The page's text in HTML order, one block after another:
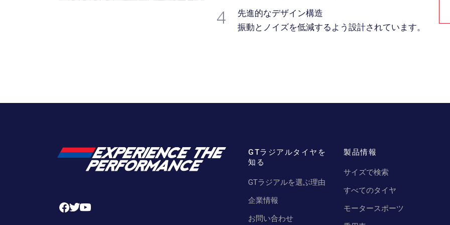
4
先進的なデザイン構造
振動とノイズを低減するよう設計されています。
GTラジアルタイヤを
知る
GTラジアルを選ぶ理由
企業情報
お問い合わせ
製品情報
サイズで検索
すべてのタイヤ
モータースポーツ